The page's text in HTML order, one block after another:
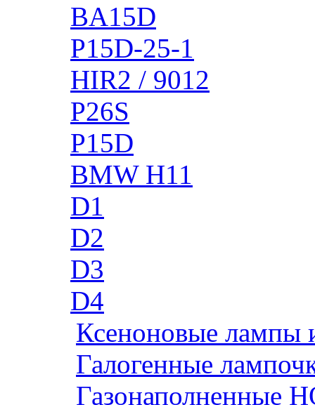
BA15D
P15D-25-1
HIR2 / 9012
P26S
P15D
BMW H11
D1
D2
D3
D4
Ксеноновые лампы
Галогенные
Газонаполненные